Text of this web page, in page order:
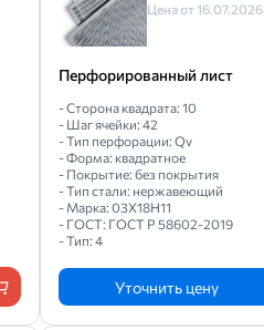
Цена от 16.07.2026
Перфорированный лист
- Сторона квадрата: 10
- Шаг ячейки: 42
- Тип перфорации: Qv
- Форма: квадратное
- Покрытие: без покрытия
- Тип стали: нержавеющий
- Марка: 03Х18Н11
- ГОСТ: ГОСТ Р 58602-2019
- Тип: 4
Уточнить цену